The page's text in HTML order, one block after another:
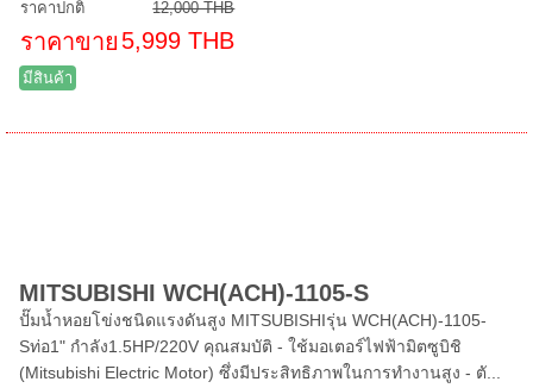
ราคาปกติ 12,000 THB
ราคาขาย 5,999 THB
มีสินค้า
MITSUBISHI WCH(ACH)-1105-S
ปั๊มน้ำหอยโข่งชนิดแรงดันสูง MITSUBISHIรุ่น WCH(ACH)-1105-
Sท่อ1" กำลัง1.5HP/220V คุณสมบัติ - ใช้มอเตอร์ไฟฟ้ามิตซูบิชิ
(Mitsubishi Electric Motor) ซึ่งมีประสิทธิภาพในการทำงานสูง - ตั...